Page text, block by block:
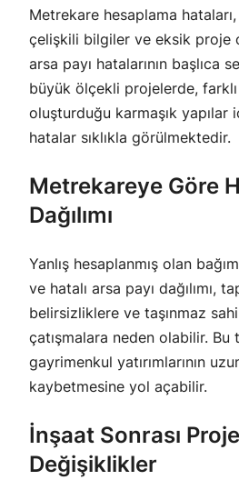
Metrekare hesaplama
çelişkili bilgiler ve eksik proje
arsa payı hatalarının başlıca
büyük ölçekli projelerde, farklı
oluşturduğu karmaşık yapılar
hatalar sıklıkla görülmektedir.
Metrekareye Göre
Dağılımı
Yanlış hesaplanmış olan
ve hatalı arsa payı dağılımı,
belirsizliklere ve taşınmaz
çatışmalara neden olabilir. Bu
gayrimenkul yatırımlarının
kaybetmesine yol açabilir.
İnşaat Sonrası
Değişiklikler